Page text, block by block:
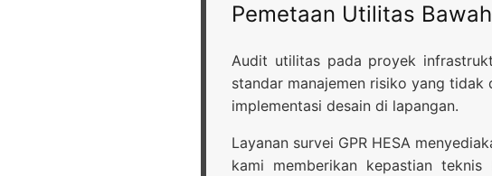
Pemetaan Utilitas
Audit utilitas pada proyek
standar manajemen risiko yang tidak
implementasi desain di lapangan.
Layanan survei GPR HESA
kami memberikan kepastian